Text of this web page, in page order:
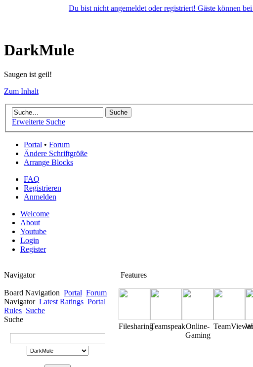
Du bist nicht angemeldet oder registriert! Gäste können
DarkMule
Saugen ist geil!
Zum Inhalt
Erweiterte Suche
Portal • Forum
Ändere Schriftgröße
Arrange Blocks
FAQ
Registrieren
Anmelden
Welcome
About
Youtube
Login
Register
Navigator
Board Navigation Portal Forum
Navigator Latest Ratings Portal
Rules Suche
Suche
Features
FilesharingTeamspeakOnline-
Gaming
TeamViewer